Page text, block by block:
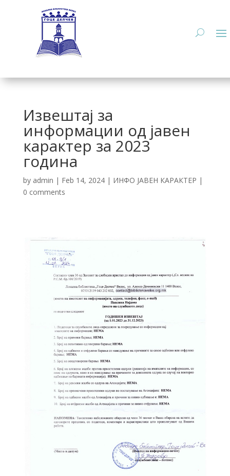
Извештај за
информации од јавен
карактер за 2023
година
by admin | Feb 14, 2024| ИНФО ЈАВЕН КАРАКТЕР |
0 comments